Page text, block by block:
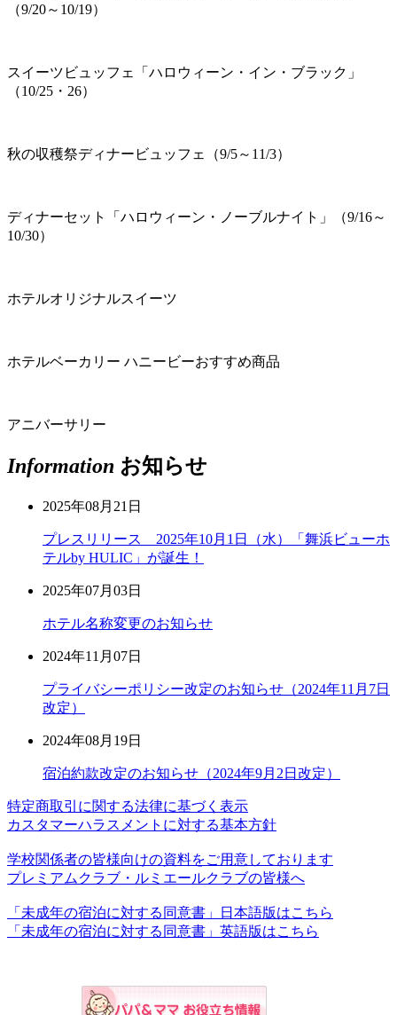
（9/20～10/19）
スイーツビュッフェ「ハロウィーン・イン・ブラック」
（10/25・26）
秋の収穫祭ディナービュッフェ（9/5～11/3）
ディナーセット「ハロウィーン・ノーブルナイト」（9/16～
10/30）
ホテルオリジナルスイーツ
ホテルベーカリー ハニービーおすすめ商品
アニバーサリー
Information お知らせ
2025年08月21日
プレスリリース 2025年10月1日（水）「舞浜ビューホ
テルby HULIC」が誕生！
2025年07月03日
ホテル名称変更のお知らせ
2024年11月07日
プライバシーポリシー改定のお知らせ（2024年11月7日
改定）
2024年08月19日
宿泊約款改定のお知らせ（2024年9月2日改定）
特定商取引に関する法律に基づく表示
カスタマーハラスメントに対する基本方針
学校関係者の皆様向けの資料をご用意しております
プレミアムクラブ・ルミエールクラブの皆様へ
「未成年の宿泊に対する同意書」日本語版はこちら
「未成年の宿泊に対する同意書」英語版はこちら